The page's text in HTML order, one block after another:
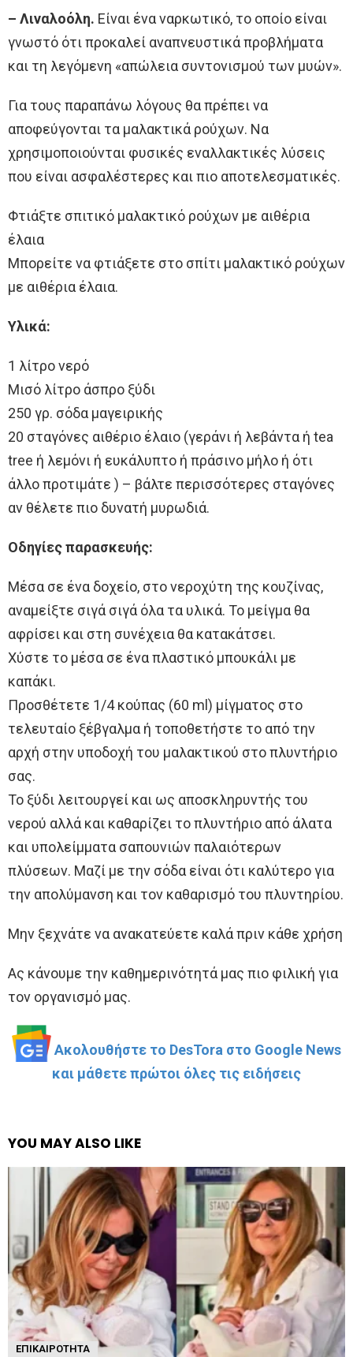
– Λιναλοόλη. Eίναι ένα ναρκωτικό, το οποίο είναι
γνωστό ότι προκαλεί αναπνευστικά προβλήματα
και τη λεγόμενη «απώλεια συντονισμού των μυών».
Για τους παραπάνω λόγους θα πρέπει να
αποφεύγονται τα μαλακτικά ρούχων. Να
χρησιμοποιούνται φυσικές εναλλακτικές λύσεις
που είναι ασφαλέστερες και πιο αποτελεσματικές.
Φτιάξτε σπιτικό μαλακτικό ρούχων με αιθέρια
έλαια
Μπορείτε να φτιάξετε στο σπίτι μαλακτικό ρούχων
με αιθέρια έλαια.
Υλικά:
1 λίτρο νερό
Μισό λίτρο άσπρο ξύδι
250 γρ. σόδα μαγειρικής
20 σταγόνες αιθέριο έλαιο (γεράνι ή λεβάντα ή tea
tree ή λεμόνι ή ευκάλυπτο ή πράσινο μήλο ή ότι
άλλο προτιμάτε ) – βάλτε περισσότερες σταγόνες
αν θέλετε πιο δυνατή μυρωδιά.
Οδηγίες παρασκευής:
Μέσα σε ένα δοχείο, στο νεροχύτη της κουζίνας,
αναμείξτε σιγά σιγά όλα τα υλικά. Το μείγμα θα
αφρίσει και στη συνέχεια θα κατακάτσει.
Χύστε το μέσα σε ένα πλαστικό μπουκάλι με
καπάκι.
Προσθέτετε 1/4 κούπας (60 ml) μίγματος στο
τελευταίο ξέβγαλμα ή τοποθετήστε το από την
αρχή στην υποδοχή του μαλακτικού στο πλυντήριο
σας.
Το ξύδι λειτουργεί και ως αποσκληρυντής του
νερού αλλά και καθαρίζει το πλυντήριο από άλατα
και υπολείμματα σαπουνιών παλαιότερων
πλύσεων. Μαζί με την σόδα είναι ότι καλύτερο για
την απολύμανση και τον καθαρισμό του πλυντηρίου.
Μην ξεχνάτε να ανακατεύετε καλά πριν κάθε χρήση
Ας κάνουμε την καθημερινότητά μας πιο φιλική για
τον οργανισμό μας.
Ακολουθήστε το DesTora στο Google News
και μάθετε πρώτοι όλες τις ειδήσεις
YOU MAY ALSO LIKE
ΕΠΙΚΑΙΡΌΤΗΤΑ